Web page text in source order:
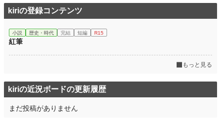
kiriの登録コンテンツ
小説 歴史・時代 完結 短編 R15
紅筆
もっと見る
kiriの近況ボードの更新履歴
まだ投稿がありません